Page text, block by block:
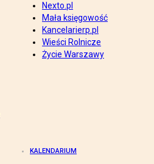
Nexto.pl
Mała księgowość
Kancelarierp.pl
Wieści Rolnicze
Życie Warszawy
KALENDARIUM